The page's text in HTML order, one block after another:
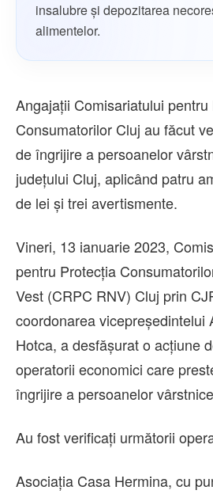
insalubre și depozitarea
alimentelor.
Angajații Comisariatului
Consumatorilor Cluj au făcut
de îngrijire a persoanelor
județului Cluj, aplicând patru
de lei și trei avertismente.
Vineri, 13 ianuarie 2023,
pentru Protecția
Vest (CRPC RNV) Cluj prin
coordonarea vicepreședintelui
Hotca, a desfășurat o acțiune
operatorii economici care
îngrijire a persoanelor
Au fost verificați următorii
Asociația Casa Hermina, cu